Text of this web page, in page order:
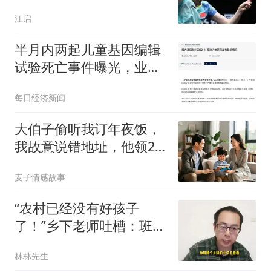
江启
半月内两起儿童基因编辑
试验死亡事件曝光，业内
能忽视临床安全与合规要
求
每日经济新闻
大伯子偷听我订年夜饭，
我故意说错地址，他领20
麦子情感故事
“农村已经没有好孩子
了！”乡下老师吐槽：班里
子！
林林先生